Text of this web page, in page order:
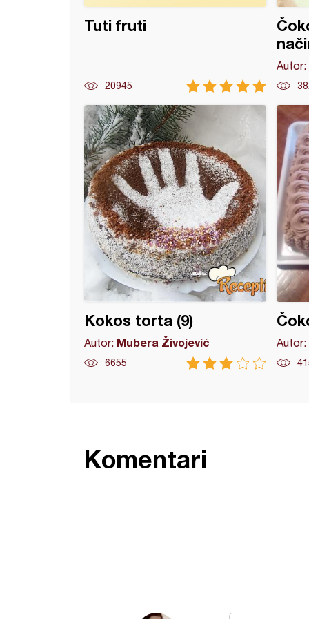
Tuti fruti
20945
Autor:
Kokos torta (9)
Autor: Mubera Živojević
6655
Autor:
Komentari